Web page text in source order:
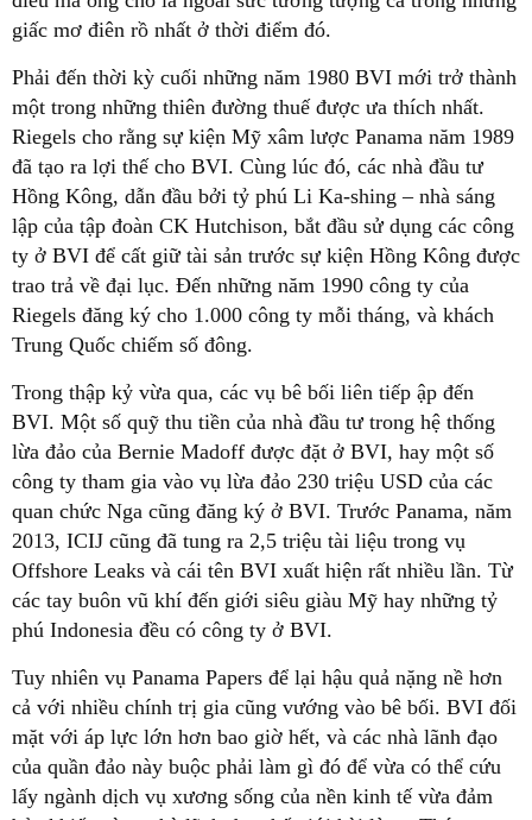
giấc mơ điên rồ nhất ở thời điểm đó.
Phải đến thời kỳ cuối những năm 1980 BVI mới trở thành
một trong những thiên đường thuế được ưa thích nhất.
Riegels cho rằng sự kiện Mỹ xâm lược Panama năm 1989
đã tạo ra lợi thế cho BVI. Cùng lúc đó, các nhà đầu tư
Hồng Kông, dẫn đầu bởi tỷ phú Li Ka-shing – nhà sáng
lập của tập đoàn CK Hutchison, bắt đầu sử dụng các công
ty ở BVI để cất giữ tài sản trước sự kiện Hồng Kông được
trao trả về đại lục. Đến những năm 1990 công ty của
Riegels đăng ký cho 1.000 công ty mỗi tháng, và khách
Trung Quốc chiếm số đông.
Trong thập kỷ vừa qua, các vụ bê bối liên tiếp ập đến
BVI. Một số quỹ thu tiền của nhà đầu tư trong hệ thống
lừa đảo của Bernie Madoff được đặt ở BVI, hay một số
công ty tham gia vào vụ lừa đảo 230 triệu USD của các
quan chức Nga cũng đăng ký ở BVI. Trước Panama, năm
2013, ICIJ cũng đã tung ra 2,5 triệu tài liệu trong vụ
Offshore Leaks và cái tên BVI xuất hiện rất nhiều lần. Từ
các tay buôn vũ khí đến giới siêu giàu Mỹ hay những tỷ
phú Indonesia đều có công ty ở BVI.
Tuy nhiên vụ Panama Papers để lại hậu quả nặng nề hơn
cả với nhiều chính trị gia cũng vướng vào bê bối. BVI đối
mặt với áp lực lớn hơn bao giờ hết, và các nhà lãnh đạo
của quần đảo này buộc phải làm gì đó để vừa có thể cứu
lấy ngành dịch vụ xương sống của nền kinh tế vừa đảm